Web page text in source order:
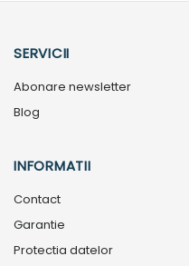
SERVICII
Abonare newsletter
Blog
INFORMATII
Contact
Garantie
Protectia datelor